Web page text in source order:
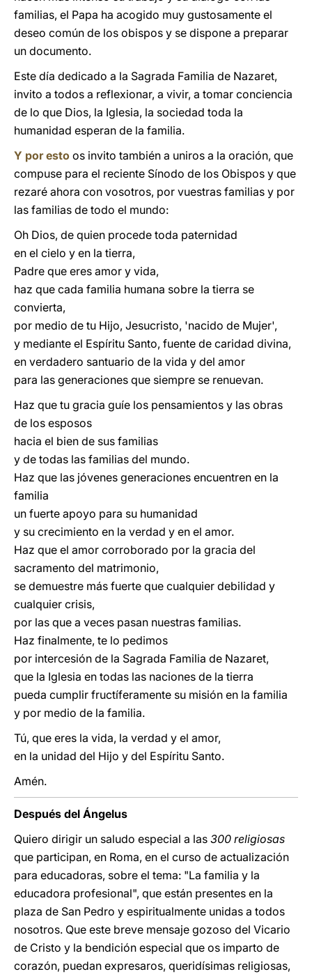
familias, el Papa ha acogido muy gustosamente el
deseo común de los obispos y se dispone a preparar
un documento.
Este día dedicado a la Sagrada Familia de Nazaret,
invito a todos a reflexionar, a vivir, a tomar conciencia
de lo que Dios, la Iglesia, la sociedad toda la
humanidad esperan de la familia.
Y por esto os invito también a uniros a la oración, que
compuse para el reciente Sínodo de los Obispos y que
rezaré ahora con vosotros, por vuestras familias y por
las familias de todo el mundo:
Oh Dios, de quien procede toda paternidad
en el cielo y en la tierra,
Padre que eres amor y vida,
haz que cada familia humana sobre la tierra se
convierta,
por medio de tu Hijo, Jesucristo, 'nacido de Mujer',
y mediante el Espíritu Santo, fuente de caridad divina,
en verdadero santuario de la vida y del amor
para las generaciones que siempre se renuevan.
Haz que tu gracia guíe los pensamientos y las obras
de los esposos
hacia el bien de sus familias
y de todas las familias del mundo.
Haz que las jóvenes generaciones encuentren en la
familia
un fuerte apoyo para su humanidad
y su crecimiento en la verdad y en el amor.
Haz que el amor corroborado por la gracia del
sacramento del matrimonio,
se demuestre más fuerte que cualquier debilidad y
cualquier crisis,
por las que a veces pasan nuestras familias.
Haz finalmente, te lo pedimos
por intercesión de la Sagrada Familia de Nazaret,
que la Iglesia en todas las naciones de la tierra
pueda cumplir fructíferamente su misión en la familia
y por medio de la familia.
Tú, que eres la vida, la verdad y el amor,
en la unidad del Hijo y del Espíritu Santo.
Amén.
Después del Ángelus
Quiero dirigir un saludo especial a las 300 religiosas
que participan, en Roma, en el curso de actualización
para educadoras, sobre el tema: "La familia y la
educadora profesional", que están presentes en la
plaza de San Pedro y espiritualmente unidas a todos
nosotros. Que este breve mensaje gozoso del Vicario
de Cristo y la bendición especial que os imparto de
corazón, puedan expresaros, queridísimas religiosas,